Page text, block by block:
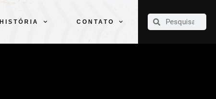
HISTÓRIA CONTATO
CLUBE